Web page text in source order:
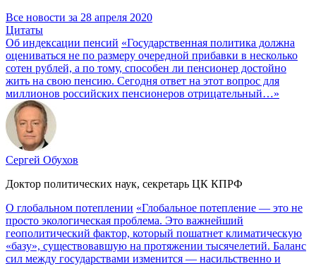
Все новости за 28 апреля 2020
Цитаты
Об индексации пенсий «Государственная политика должна
оцениваться не по размеру очередной прибавки в несколько
сотен рублей, а по тому, способен ли пенсионер достойно
жить на свою пенсию. Сегодня ответ на этот вопрос для
миллионов российских пенсионеров отрицательный…»
Сергей Обухов
Доктор политических наук, секретарь ЦК КПРФ
О глобальном потеплении «Глобальное потепление — это не
просто экологическая проблема. Это важнейший
геополитический фактор, который пошатнет климатическую
«базу», существовавшую на протяжении тысячелетий. Баланс
сил между государствами изменится — насильственно и